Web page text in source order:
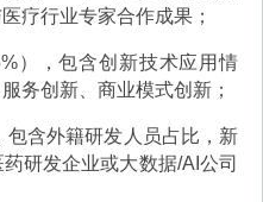
疗行业专家合作成果；
，包含创新技术应用情
务创新、商业模式创新；
含外籍研发人员占比，新
研发企业或大数据/AI公司